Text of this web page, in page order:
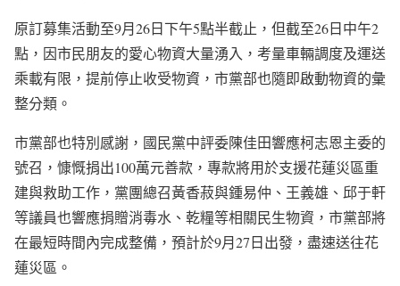
原訂募集活動至9月26日下午5點半截止，但截至26日中午2
點，因市民朋友的愛心物資大量湧入，考量車輛調度及運送
乘載有限，提前停止收受物資，市黨部也隨即啟動物資的彙
整分類。
市黨部也特別感謝，國民黨中評委陳佳田響應柯志恩主委的
號召，慷慨捐出100萬元善款，專款將用於支援花蓮災區重
建與救助工作，黨團總召黃香菽與鍾易仲、王義雄、邱于軒
等議員也響應捐贈消毒水、乾糧等相關民生物資，市黨部將
在最短時間內完成整備，預計於9月27日出發，盡速送往花
蓮災區。